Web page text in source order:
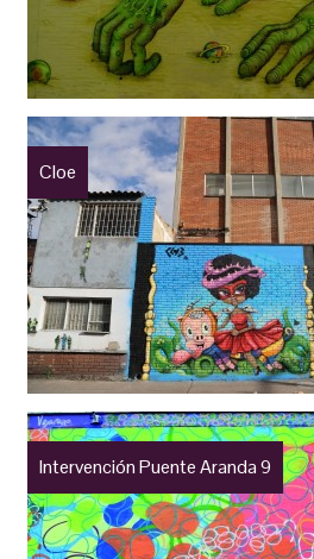
Cloe
Intervención Puente Aranda 9